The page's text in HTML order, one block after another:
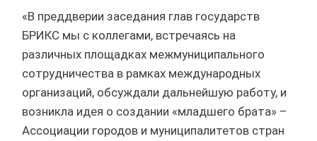
«В преддверии заседания глав государств
БРИКС мы с коллегами, встречаясь на
различных площадках межмуниципального
сотрудничества в рамках международных
организаций, обсуждали дальнейшую работу, и
возникла идея о создании «младшего брата» –
Ассоциации городов и муниципалитетов стран